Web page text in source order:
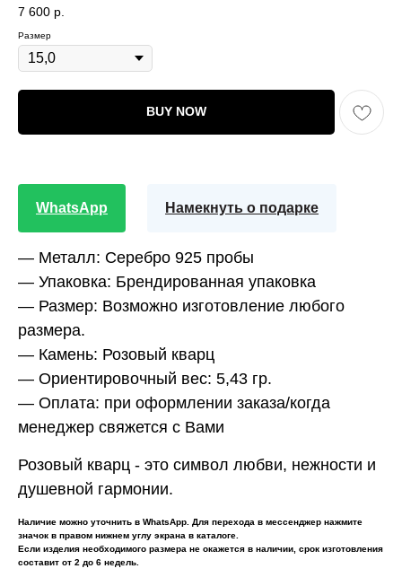
7 600 р.
Размер
BUY NOW
WhatsApp Намекнуть о подарке
— Металл: Серебро 925 пробы
— Упаковка: Брендированная упаковка
— Размер: Возможно изготовление любого
размера.
— Камень: Розовый кварц
— Ориентировочный вес: 5,43 гр.
— Оплата: при оформлении заказа/когда
менеджер свяжется с Вами
Розовый кварц - это символ любви, нежности и
душевной гармонии.
Наличие можно уточнить в WhatsApp. Для перехода в мессенджер нажмите
значок в правом нижнем углу экрана в каталоге.
Если изделия необходимого размера не окажется в наличии, срок изготовления
составит от 2 до 6 недель.